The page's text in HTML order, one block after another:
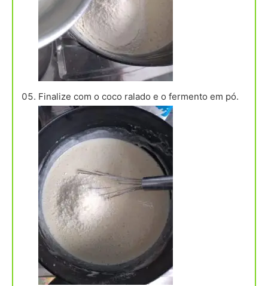
Finalize com o coco ralado e o fermento em pó.